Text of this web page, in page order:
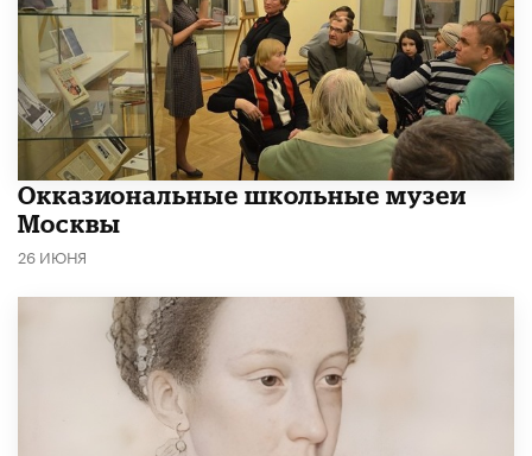
​Окказиональные школьные музеи
Москвы
26 ИЮНЯ